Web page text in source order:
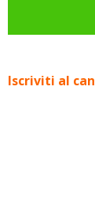
Iscriviti al